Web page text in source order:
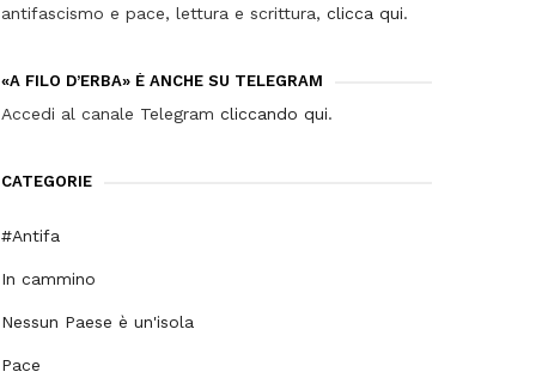
antifascismo e pace, lettura e scrittura, clicca qui.
«A FILO D’ERBA» È ANCHE SU TELEGRAM
Accedi al canale Telegram cliccando qui.
CATEGORIE
#Antifa
In cammino
Nessun Paese è un'isola
Pace